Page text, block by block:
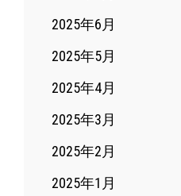
2025年6月
2025年5月
2025年4月
2025年3月
2025年2月
2025年1月